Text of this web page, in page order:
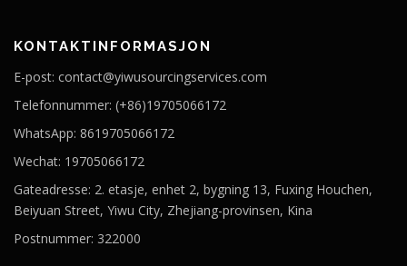
KONTAKTINFORMASJON
E-post: contact@yiwusourcingservices.com
Telefonnummer: (+86)19705066172
WhatsApp: 8619705066172
Wechat: 19705066172
Gateadresse: 2. etasje, enhet 2, bygning 13, Fuxing Houchen,
Beiyuan Street, Yiwu City, Zhejiang-provinsen, Kina
Postnummer: 322000